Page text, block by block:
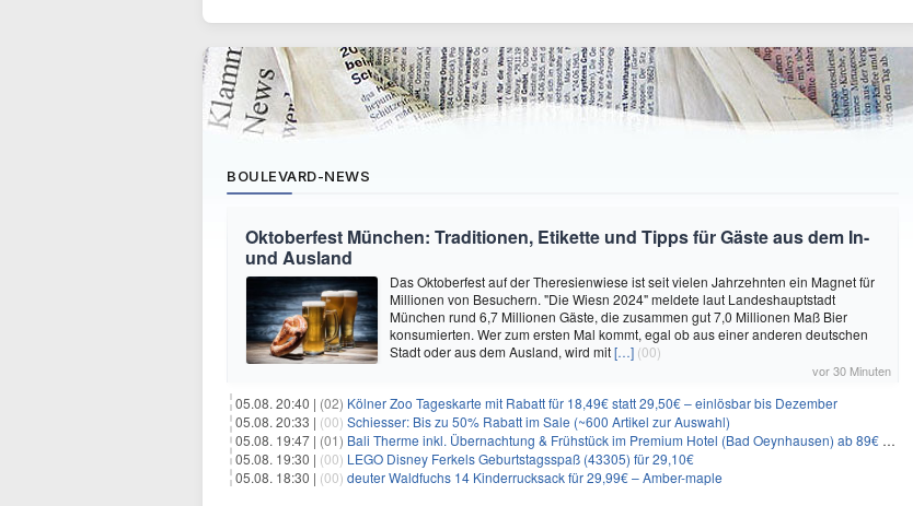
BOULEVARD-NEWS
Oktoberfest München: Traditionen, Etikette und Tipps für Gäste aus dem In-
und Ausland
Das Oktoberfest auf der Theresienwiese ist seit vielen Jahrzehnten ein Magnet für
Millionen von Besuchern. "Die Wiesn 2024" meldete laut Landeshauptstadt
München rund 6,7 Millionen Gäste, die zusammen gut 7,0 Millionen Maß Bier
konsumierten. Wer zum ersten Mal kommt, egal ob aus einer anderen deutschen
Stadt oder aus dem Ausland, wird mit[…] (00)
vor 30 Minuten
05.08. 20:40 | (02) Kölner Zoo Tageskarte mit Rabatt für 18,49€ statt 29,50€ – einlösbar bis Dezember
05.08. 20:33 | (00) Schiesser: Bis zu 50% Rabatt im Sale (~600 Artikel zur Auswahl)
05.08. 19:47 | (01) Bali Therme inkl. Übernachtung & Frühstück im Premium Hotel (Bad Oeynhausen) ab 89€ p.P.
05.08. 19:30 | (00) LEGO Disney Ferkels Geburtstagsspaß (43305) für 29,10€
05.08. 18:30 | (00) deuter Waldfuchs 14 Kinderrucksack für 29,99€ – Amber-maple